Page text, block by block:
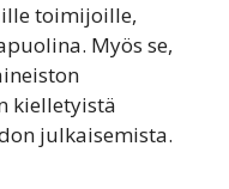
toimijoille,
Myös se,
kielletyistä
julkaisemista.